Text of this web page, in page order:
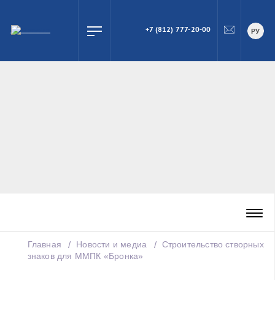
ПОИСК
+7 (812) 777-20-00 РУ
Главная Новости и медиа
Строительство створных
знаков для ММПК «Бронка»